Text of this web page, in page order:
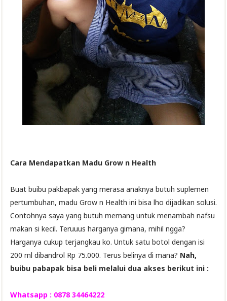
Cara Mendapatkan Madu Grow n Health
Buat buibu pakbapak yang merasa anaknya butuh suplemen
pertumbuhan, madu Grow n Health ini bisa lho dijadikan solusi.
Contohnya saya yang butuh memang untuk menambah nafsu
makan si kecil. Teruuus harganya gimana, mihil ngga?
Harganya cukup terjangkau ko. Untuk satu botol dengan isi
200 ml dibandrol Rp 75.000. Terus belinya di mana? Nah,
buibu pabapak bisa beli melalui dua akses berikut ini :
Whatsapp : 0878 34464222